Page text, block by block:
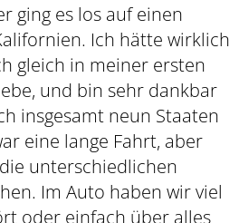
ging es los auf einen
Ich hätte wirklich
gleich in meiner ersten
und bin sehr dankbar
insgesamt neun Staaten
eine lange Fahrt, aber
unterschiedlichen
Im Auto haben wir viel
oder einfach über alles